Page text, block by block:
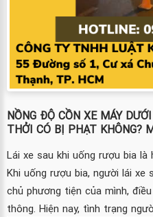
NỒNG ĐỘ CỒN XE MÁY
THỞI CÓ BỊ PHẠT KHÔNG?
Lái xe sau khi uống rượu bia là
Khi uống rượu bia, người lái
chủ phương tiện của mình,
thông. Hiện nay, tình trạng